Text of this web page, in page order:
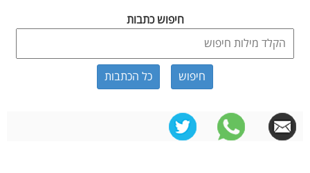
חיפוש כתבות
כל הכתבות